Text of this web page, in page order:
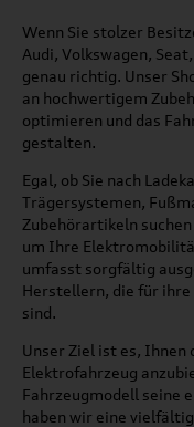
Wenn Sie stolzer
Audi, Volkswagen,
genau richtig. Unser
an hochwertigem
optimieren und das
gestalten.
Egal, ob Sie nach
Trägersystemen,
Zubehörartikeln
um Ihre
umfasst sorgfältig
Herstellern, die für
sind.
Unser Ziel ist es, Ihnen
Elektrofahrzeug
Fahrzeugmodell seine
haben wir eine